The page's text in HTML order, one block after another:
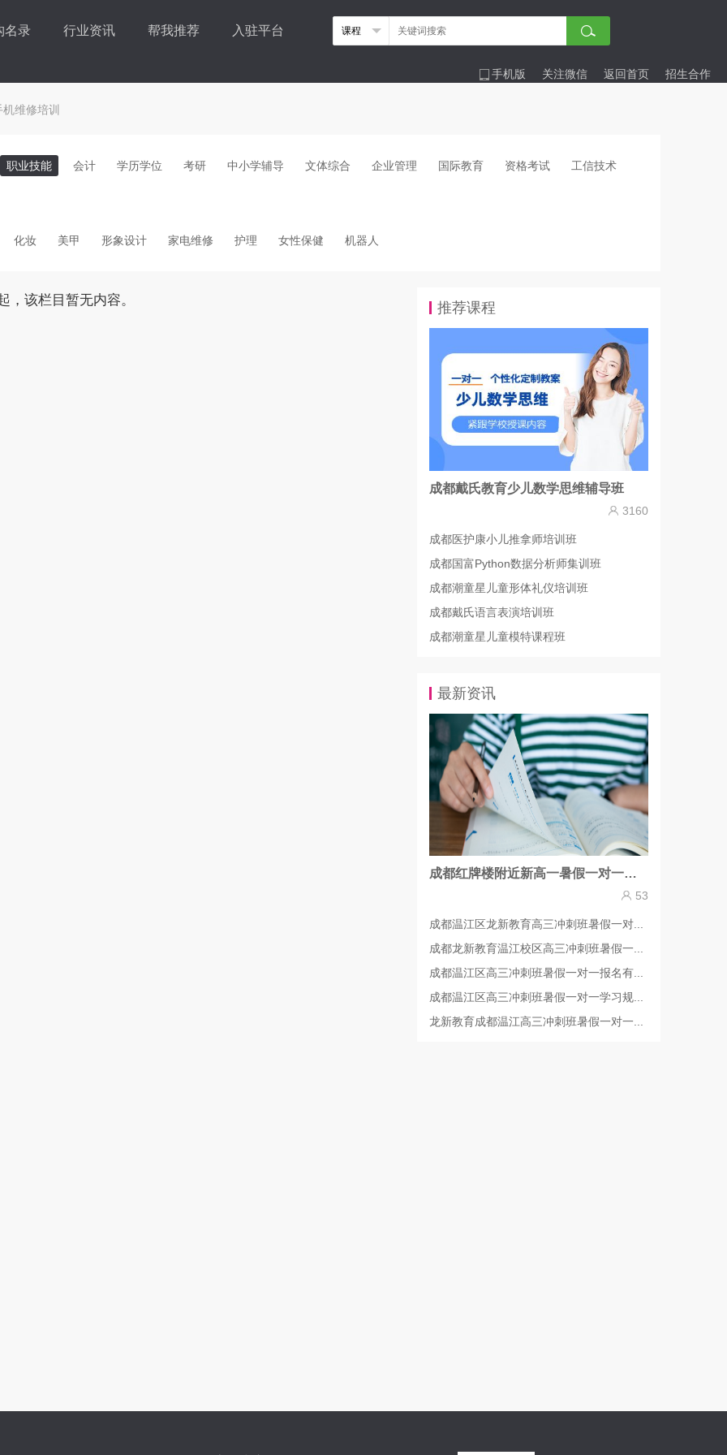
名录 行业资讯 帮我推荐 入驻平台
招生合作
手机版 关注微信 返回首页
维修培训
职业技能 会计 学历学位 考研 中小学辅导 文体综合 企业管理 国际教育 资格考试 工信技术
化妆 美甲 形象设计 家电维修 护理 女性保健 机器人
，该栏目暂无内容。 推荐课程
成都戴氏教育少儿数学思维辅导班
3160
成都医护康小儿推拿师培训班
成都国富Python数据分析师集训班
成都潮童星儿童形体礼仪培训班
成都戴氏语言表演培训班
成都潮童星儿童模特课程班
最新资讯
成都红牌楼附近新高一暑假一对一辅导哪里效果好？
53
成都温江区龙新教育高三冲刺班暑假一对...
成都龙新教育温江校区高三冲刺班暑假一...
成都温江区高三冲刺班暑假一对一报名有...
成都温江区高三冲刺班暑假一对一学习规...
龙新教育成都温江高三冲刺班暑假一对一...